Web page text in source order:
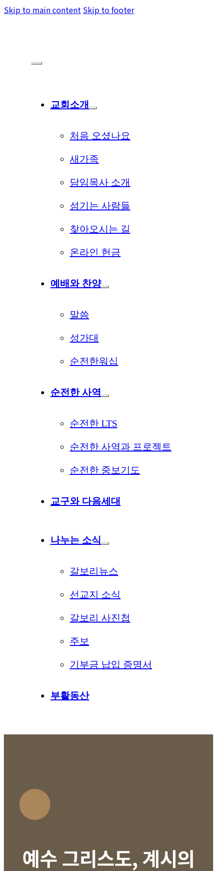
Skip to main content Skip to footer
교회소개
처음 오셨나요
새가족
담임목사 소개
섬기는 사람들
찾아오시는 길
온라인 헌금
예배와 찬양
말씀
성가대
순전한워십
순전한 사역
순전한 LTS
순전한 사역과 프로젝트
순전한 중보기도
교구와 다음세대
나누는 소식
갈보리뉴스
선교지 소식
갈보리 사진첩
주보
기부금 납입 증명서
부활동산
예수 그리스도, 계시의